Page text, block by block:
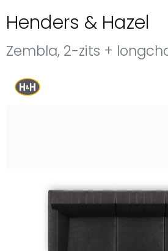
Henders & Hazel
Zembla, 2-zits +